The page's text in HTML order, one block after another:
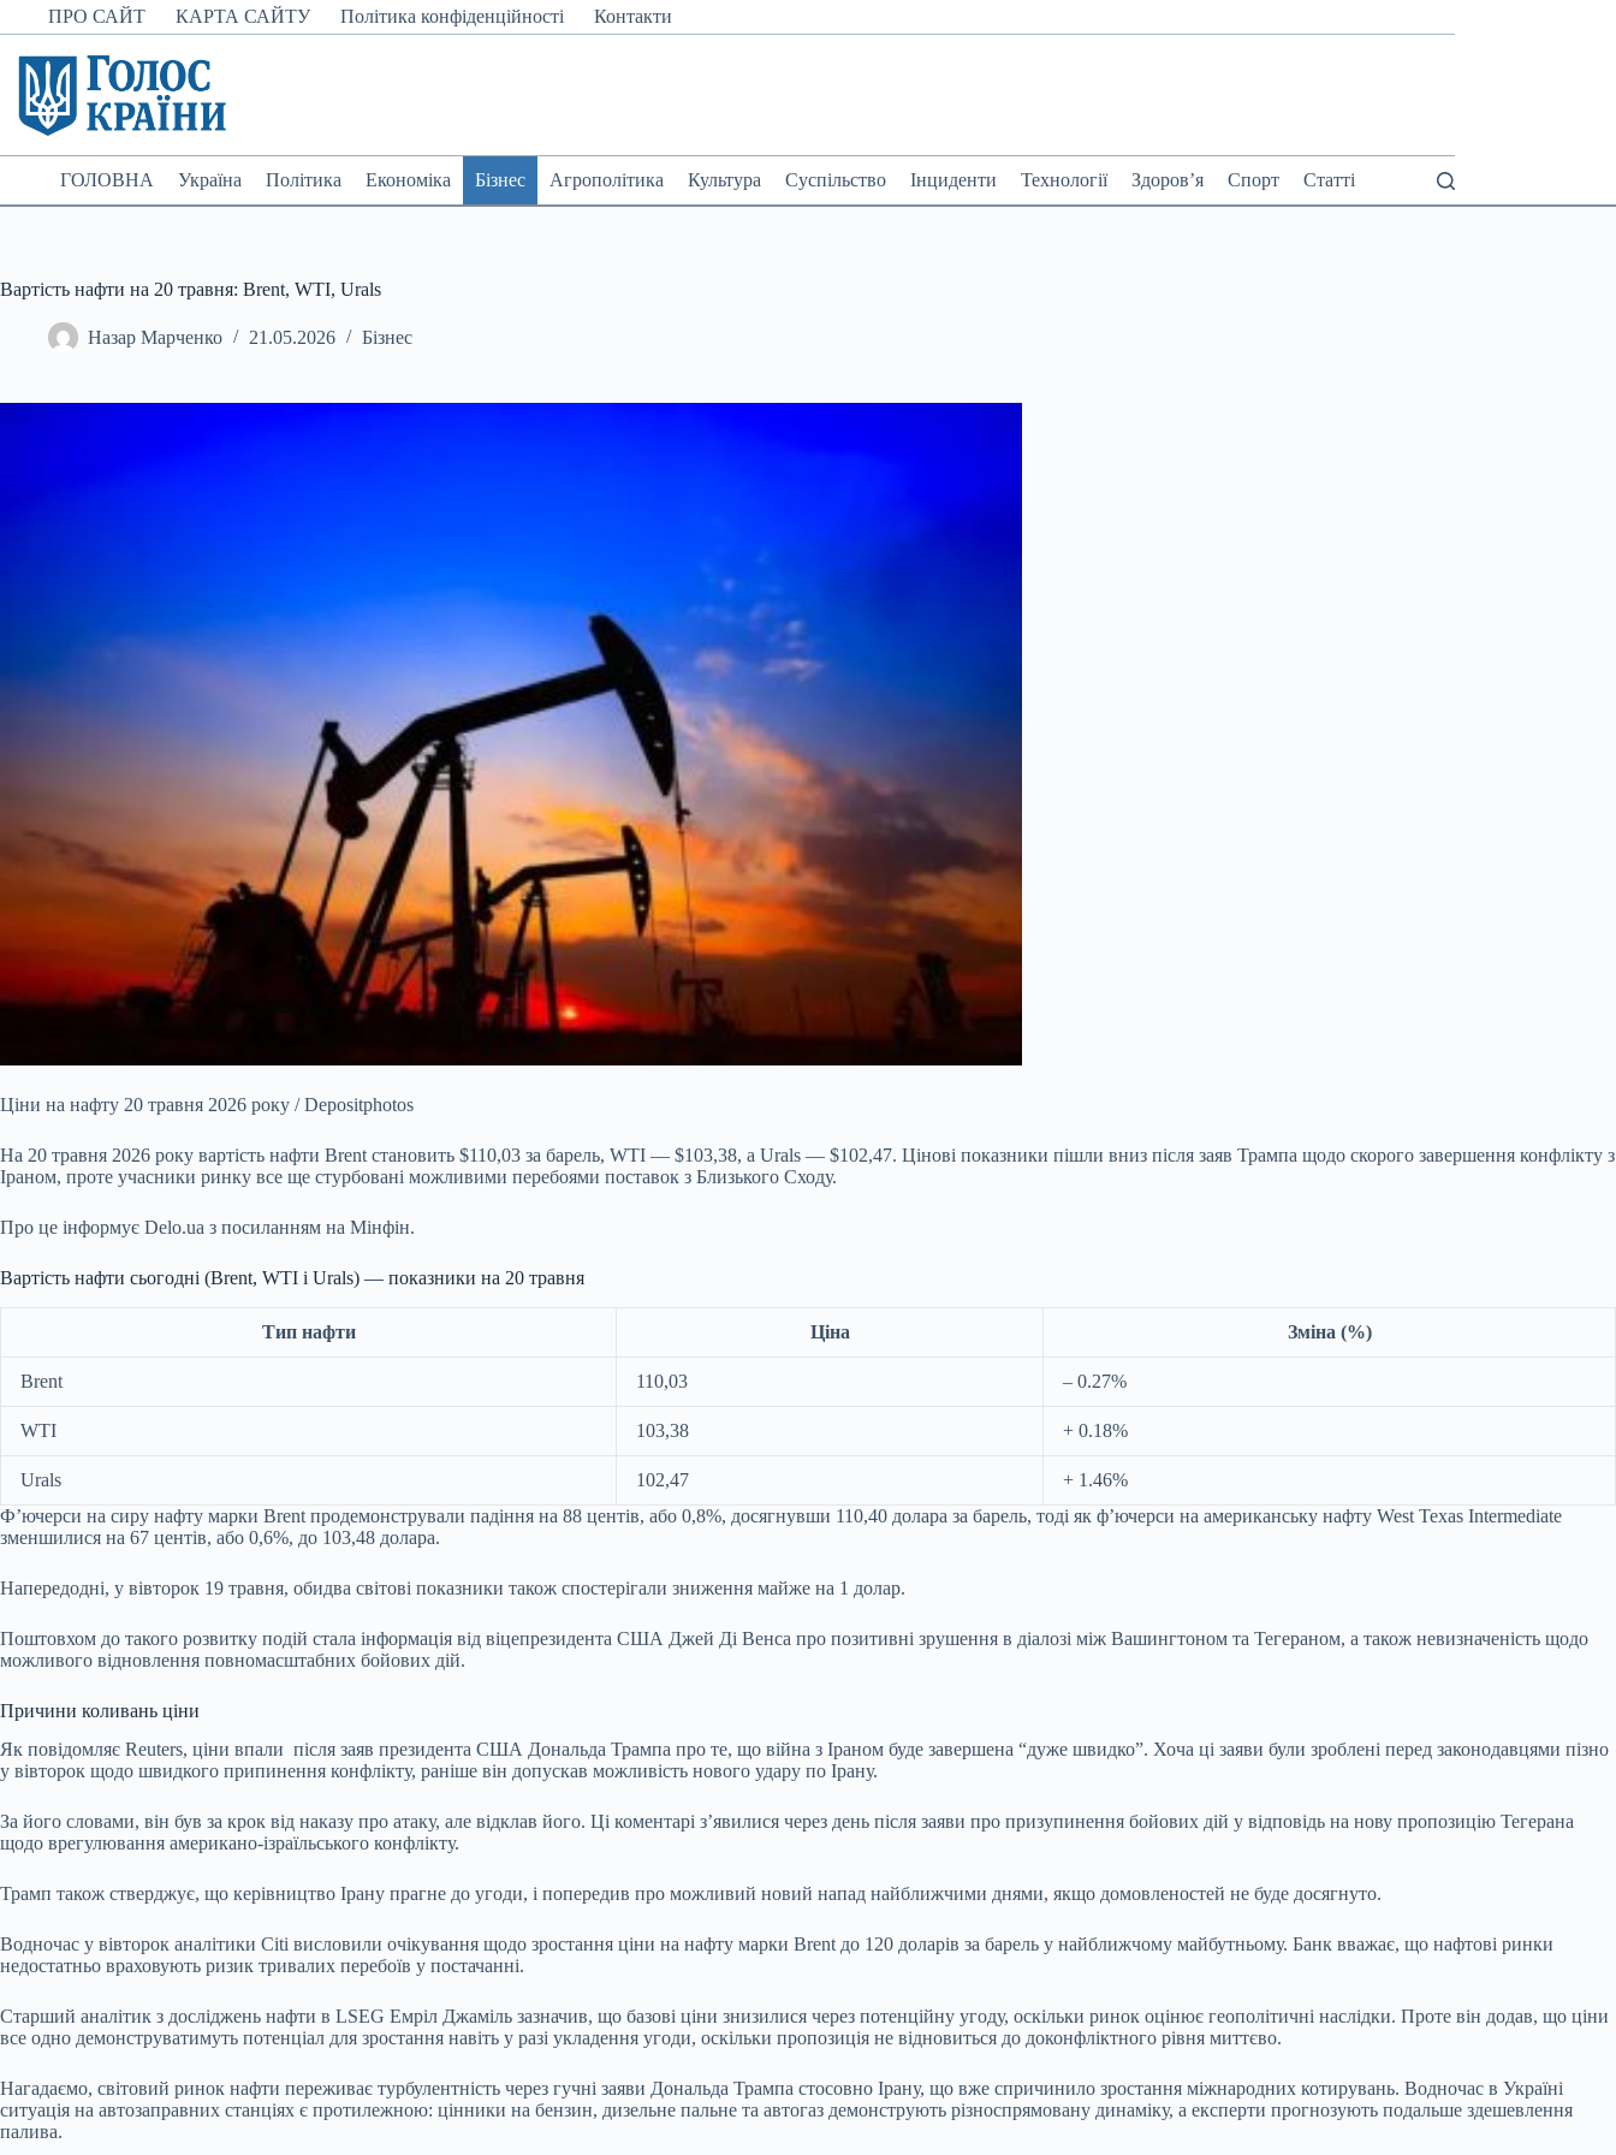
Перейти
до
вмісту
ПРО САЙТ КАРТА САЙТУ Політика конфіденційності Контакти
ГОЛОВНА Україна Політика Економіка Бізнес Агрополітика Культура Суспільство Інциденти Технології Здоров’я Спорт Статті
Вартість нафти на 20 травня: Brent, WTI, Urals
Назар Марченко 21.05.2026 Бізнес
Ціни на нафту 20 травня 2026 року / Depositphotos
На 20 травня 2026 року вартість нафти Brent становить $110,03 за барель, WTI — $103,38, а Urals — $102,47. Цінові показники пішли вниз після заяв Трампа щодо скорого завершення конфлікту з
Іраном, проте учасники ринку все ще стурбовані можливими перебоями поставок з Близького Сходу.
Про це інформує Delo.ua з посиланням на Мінфін.
Вартість нафти сьогодні (Brent, WTI і Urals) — показники на 20 травня
Тип нафти Ціна Зміна (%)
Brent 110,03 – 0.27%
WTI 103,38 + 0.18%
Urals 102,47
+ 1.46%
Ф’ючерси на сиру нафту марки Brent продемонстрували падіння на 88 центів, або 0,8%, досягнувши 110,40 долара за барель, тоді як ф’ючерси на американську нафту West Texas Intermediate
зменшилися на 67 центів, або 0,6%, до 103,48 долара.
Напередодні, у вівторок 19 травня, обидва світові показники також спостерігали зниження майже на 1 долар.
Поштовхом до такого розвитку подій стала інформація від віцепрезидента США Джей Ді Венса про позитивні зрушення в діалозі між Вашингтоном та Тегераном, а також невизначеність щодо
можливого відновлення повномасштабних бойових дій.
Причини коливань ціни
Як повідомляє Reuters, ціни впали після заяв президента США Дональда Трампа про те, що війна з Іраном буде завершена “дуже швидко”. Хоча ці заяви були зроблені перед законодавцями пізно
у вівторок щодо швидкого припинення конфлікту, раніше він допускав можливість нового удару по Ірану.
За його словами, він був за крок від наказу про атаку, але відклав його. Ці коментарі з’явилися через день після заяви про призупинення бойових дій у відповідь на нову пропозицію Тегерана
щодо врегулювання американо-ізраїльського конфлікту.
Трамп також стверджує, що керівництво Ірану прагне до угоди, і попередив про можливий новий напад найближчими днями, якщо домовленостей не буде досягнуто.
Водночас у вівторок аналітики Citi висловили очікування щодо зростання ціни на нафту марки Brent до 120 доларів за барель у найближчому майбутньому. Банк вважає, що нафтові ринки
недостатньо враховують ризик тривалих перебоїв у постачанні.
Старший аналітик з досліджень нафти в LSEG Емріл Джаміль зазначив, що базові ціни знизилися через потенційну угоду, оскільки ринок оцінює геополітичні наслідки. Проте він додав, що ціни
все одно демонструватимуть потенціал для зростання навіть у разі укладення угоди, оскільки пропозиція не відновиться до доконфліктного рівня миттєво.
Нагадаємо, світовий ринок нафти переживає турбулентність через гучні заяви Дональда Трампа стосовно Ірану, що вже спричинило зростання міжнародних котирувань. Водночас в Україні
ситуація на автозаправних станціях є протилежною: цінники на бензин, дизельне пальне та автогаз демонструють різноспрямовану динаміку, а експерти прогнозують подальше здешевлення
палива.